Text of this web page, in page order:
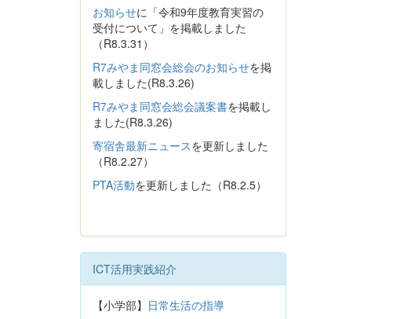
お知らせに「令和9年度教育実習の
受付について」を掲載しました
（R8.3.31）
R7みやま同窓会総会のお知らせを掲
載しました(R8.3.26)
R7みやま同窓会総会議案書を掲載し
ました(R8.3.26)
寄宿舎最新ニュースを更新しました
（R8.2.27）
PTA活動を更新しました（R8.2.5）
ICT活用実践紹介
【小学部】 日常生活の指導